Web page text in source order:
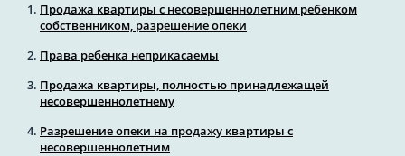
Продажа квартиры с несовершеннолетним ребенком
собственником, разрешение опеки
Права ребенка неприкасаемы
Продажа квартиры, полностью принадлежащей
несовершеннолетнему
Разрешение опеки на продажу квартиры с
несовершеннолетним